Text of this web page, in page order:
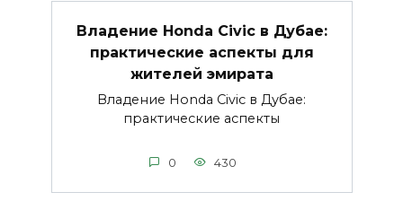
Владение Honda Civic в Дубае:
практические аспекты для
жителей эмирата
Владение Honda Civic в Дубае:
практические аспекты
0 430